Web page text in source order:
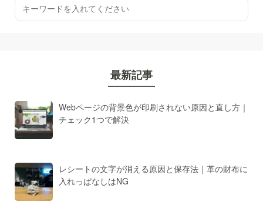
最新記事
Webページの背景色が印刷されない原因と直し方｜
チェック1つで解決
レシートの文字が消える原因と保存法｜革の財布に
入れっぱなしはNG